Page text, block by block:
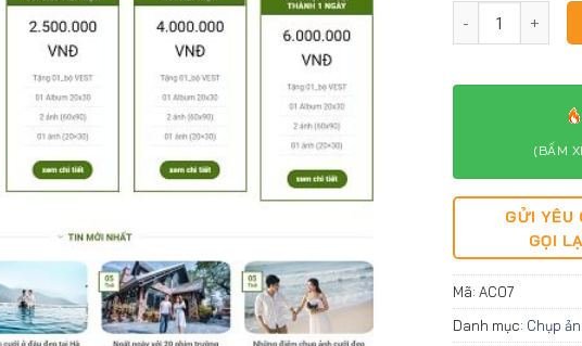
Website chụp
(BẤM
GỬI YÊU
GỌI
Mã: AC07
Danh mục: Chụp